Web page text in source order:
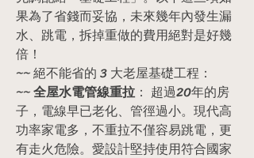
果為了省錢而妥協，未來幾年內發生漏
水、跳電，拆掉重做的費用絕對是好幾
倍！
~~ 絕不能省的 3 大老屋基礎工程：
~~ 全屋水電管線重拉： 超過20年的房
子，電線早已老化、管徑過小。現代高
功率家電多，不重拉不僅容易跳電，更
有走火危險。愛設計堅持使用符合國家